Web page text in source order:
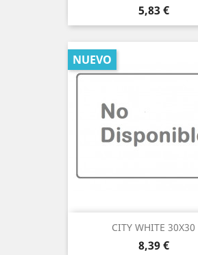
Precio
5,83 €
CITY WHITE 30X30
Precio
8,39 €
NUEVO